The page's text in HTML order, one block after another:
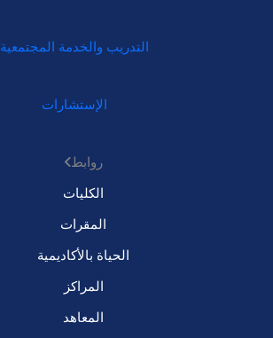
التدريب والخدمة المجتمعية
الإستشارات
روابط
الكليات
المقرات
الحياة بالأكاديمية
المراكز
المعاهد